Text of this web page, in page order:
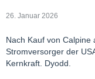
26. Januar 2026
Nach Kauf von
Stromversorger der
Kernkraft. Dyodd.